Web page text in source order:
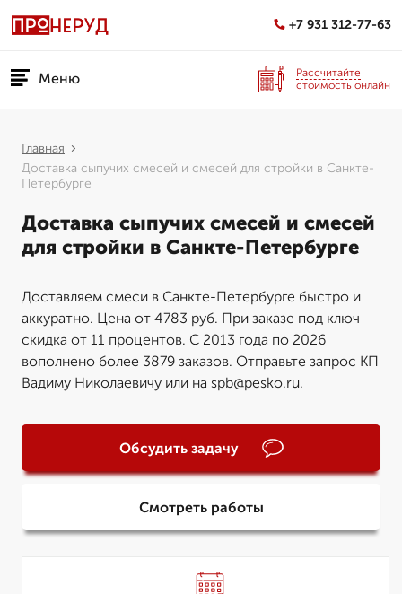
+7 931 312-77-63
Меню
Рассчитайте
стоимость онлайн
Главная
Доставка сыпучих смесей и смесей для стройки в Санкте-
Петербурге
Доставка сыпучих смесей и смесей
для стройки в Санкте-Петербурге
Доставляем смеси в Санкте-Петербурге быстро и
аккуратно. Цена от 4783 руб. При заказе под ключ
скидка от 11 процентов. С 2013 года по 2026
вополнено более 3879 заказов. Отправьте запрос КП
Вадиму Николаевичу или на spb@pesko.ru.
Обсудить задачу
Смотреть работы